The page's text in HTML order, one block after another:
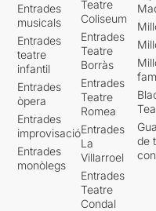
Entrades
musicals
Entrades
teatre
infantil
Entrades
òpera
Entrades
improvisació
Entrades
monòlegs
Teatre
Coliseum
Entrades
Teatre
Borràs
Entrades
Teatre
Romea
Entrades
La
Villarroel
Entrades
Teatre
Condal
de